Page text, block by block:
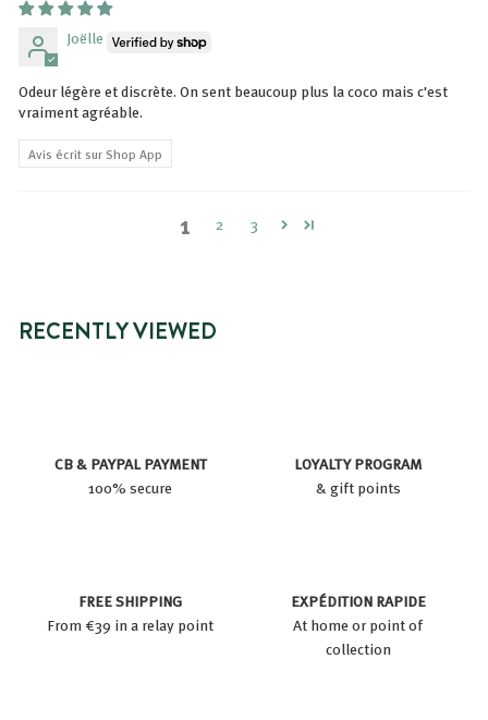
Joëlle
Odeur légère et discrète. On sent beaucoup plus la coco mais c'est
vraiment agréable.
Avis écrit sur Shop App
1 2 3
RECENTLY VIEWED
CB & PAYPAL PAYMENT
100% secure
LOYALTY PROGRAM
& gift points
FREE SHIPPING
From €39 in a relay point
EXPÉDITION RAPIDE
At home or point of
collection